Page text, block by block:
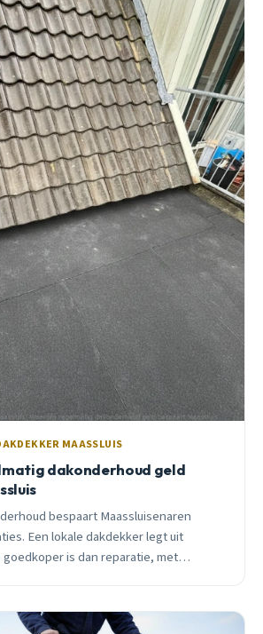
MAASSLUIS
dakonderhoud geld
bespaart Maassluisenaren
Een lokale dakdekker legt uit
is dan reparatie, met